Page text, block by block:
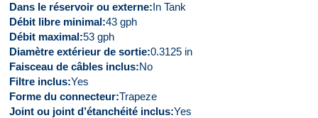
Dans le réservoir ou externe In Tank
Débit libre minimal 43 gph
Débit maximal 53 gph
Diamètre extérieur de sortie 0.3125 in
Faisceau de câbles inclus No
Filtre inclus Yes
Forme du connecteur Trapeze
Joint ou joint d’étanchéité inclus Yes